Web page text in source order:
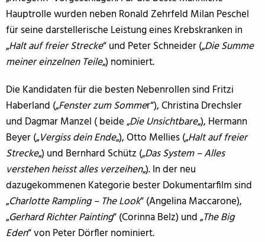
Hauptrolle wurden neben Ronald Zehrfeld Milan Peschel
für seine darstellerische Leistung eines Krebskranken in
„Halt auf freier Strecke“ und Peter Schneider („Die Summe
meiner einzelnen Teile„) nominiert.
Die Kandidaten für die besten Nebenrollen sind Fritzi
Haberland („Fenster zum Sommer“), Christina Drechsler
und Dagmar Manzel ( beide „Die Unsichtbare„), Hermann
Beyer („Vergiss dein Ende„), Otto Mellies („Halt auf freier
Strecke„) und Bernhard Schütz („Das System – Alles
verstehen heisst alles verzeihen„). In der neu
dazugekommenen Kategorie bester Dokumentarfilm sind
„Charlotte Rampling – The Look“ (Angelina Maccarone),
„Gerhard Richter Painting“ (Corinna Belz) und „The Big
Eden“ von Peter Dörfler nominiert.